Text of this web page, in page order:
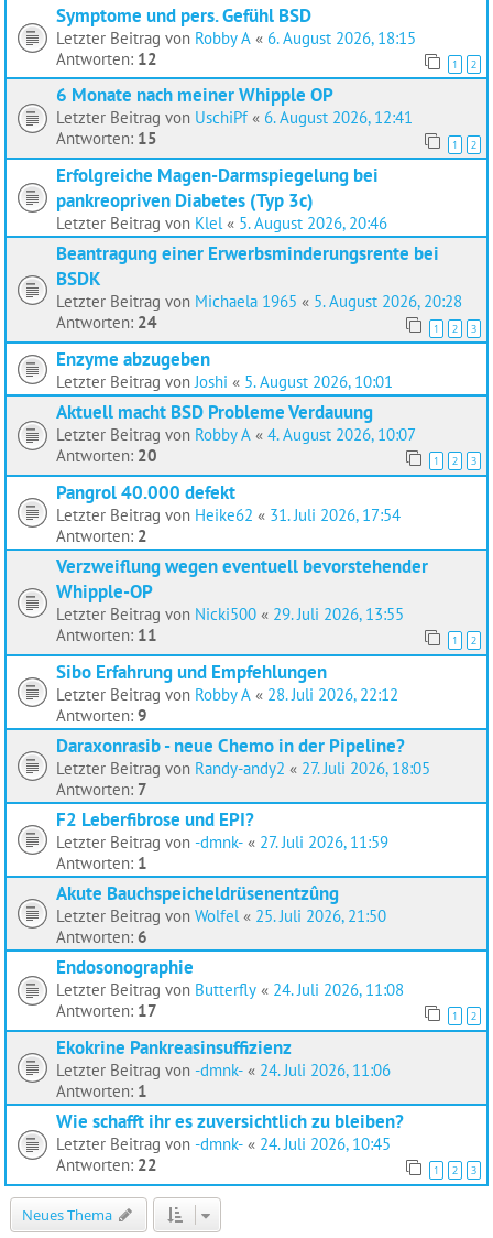
Symptome und pers. Gefühl BSD
Letzter Beitrag von Robby A « 6. August 2026, 18:15
Antworten: 12 1 2
6 Monate nach meiner Whipple OP
Letzter Beitrag von UschiPf« 6. August 2026, 12:41
Antworten: 15 1 2
Erfolgreiche Magen-Darmspiegelung bei
pankreopriven Diabetes (Typ 3c)
Letzter Beitrag von Klel« 5. August 2026, 20:46
Beantragung einer Erwerbsminderungsrente bei
BSDK
Letzter Beitrag von Michaela 1965 « 5. August 2026, 20:28
Antworten: 24 1 2 3
Enzyme abzugeben
Letzter Beitrag vonJoshi « 5. August 2026, 10:01
Aktuell macht BSD Probleme Verdauung
Letzter Beitrag von Robby A « 4. August 2026, 10:07
Antworten: 20 1 2 3
Pangrol 40.000 defekt
Letzter Beitrag von Heike62 « 31. Juli 2026, 17:54
Antworten: 2
Verzweiflung wegen eventuell bevorstehender
Whipple-OP
Letzter Beitrag von Nicki500 « 29. Juli 2026, 13:55
Antworten: 11 1 2
Sibo Erfahrung und Empfehlungen
Letzter Beitrag von Robby A « 28. Juli 2026, 22:12
Antworten: 9
Daraxonrasib - neue Chemo in der Pipeline?
Letzter Beitrag von Randy-andy2 « 27. Juli 2026, 18:05
Antworten: 7
F2 Leberfibrose und EPI?
Letzter Beitrag von -dmnk- « 27. Juli 2026, 11:59
Antworten: 1
Akute Bauchspeicheldrüsenentzûng
Letzter Beitrag von Wolfel« 25. Juli 2026, 21:50
Antworten: 6
Endosonographie
Letzter Beitrag von Butterfly « 24. Juli 2026, 11:08
Antworten: 17 1 2
Ekokrine Pankreasinsuffizienz
Letzter Beitrag von -dmnk- « 24. Juli 2026, 11:06
Antworten: 1
Wie schafft ihr es zuversichtlich zu bleiben?
Letzter Beitrag von -dmnk- « 24. Juli 2026, 10:45
Antworten: 22 1 2 3
Neues Thema